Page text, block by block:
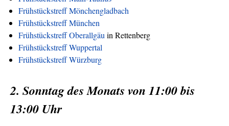
Frühstückstreff Mönchengladbach
Frühstückstreff München
Frühstückstreff Oberallgäu in Rettenberg
Frühstückstreff Wuppertal
Frühstückstreff Würzburg
2. Sonntag des Monats von 11:00 bis
13:00 Uhr